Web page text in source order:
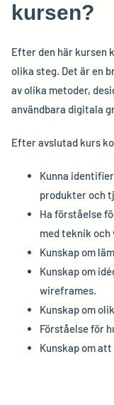
kursen?
Efter den här kursen
olika steg. Det är en
av olika metoder,
användbara digitala
Efter avslutad kurs
Kunna
produkter och
Ha förståelse
med teknik
Kunskap om
Kunskap om
wireframes.
Kunskap om
Förståelse för
Kunskap om